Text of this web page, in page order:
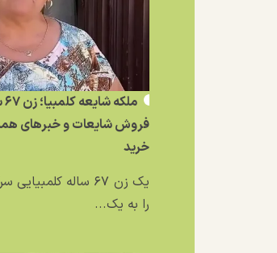
فروش شایعات و خبر‌های
خرید
یک زن ۶۷ ساله
را به یک...